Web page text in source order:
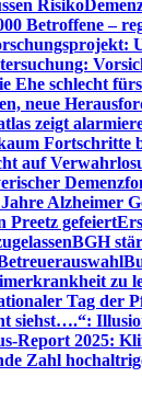
Risiko
Betroffene –
Ehe schlecht
neue
zeigt
Fortschritte
auf
Alzheimer
Preetz gefeiert
BGH
zu
Tag der
siehst….“:
Report 2025:
Zahl